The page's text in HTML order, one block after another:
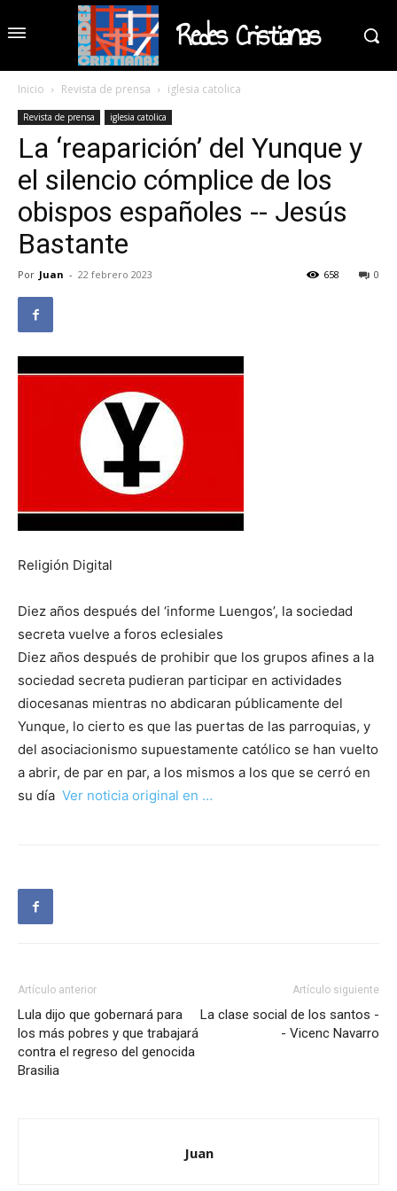
Redes Cristianas
Inicio Revista de prensa iglesia catolica
Revista de prensa iglesia catolica
La ‘reaparición’ del Yunque y
el silencio cómplice de los
obispos españoles -- Jesús
Bastante
Por Juan - 22 febrero 2023 0
658
Religión Digital
Diez años después del ‘informe Luengos’, la sociedad
secreta vuelve a foros eclesiales
Diez años después de prohibir que los grupos afines a la
sociedad secreta pudieran participar en actividades
diocesanas mientras no abdicaran públicamente del
Yunque, lo cierto es que las puertas de las parroquias, y
del asociacionismo supuestamente católico se han vuelto
a abrir, de par en par, a los mismos a los que se cerró en
su día Ver noticia original en …
Artículo anterior
Lula dijo que gobernará para
los más pobres y que trabajará
contra el regreso del genocida
Brasilia
Artículo siguiente
La clase social de los santos -
- Vicenc Navarro
Juan